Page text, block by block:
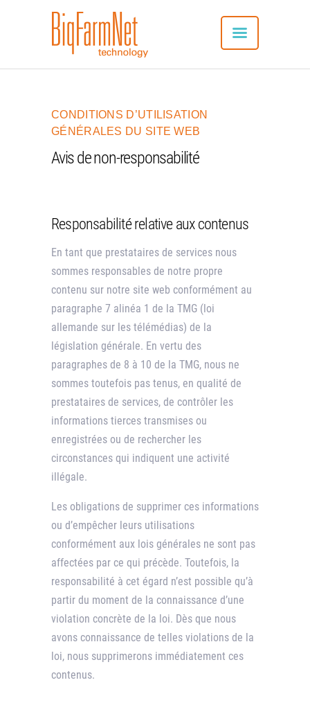
SYSTÈME
UTILISATION
RÉFÉRENCES
CONTACT
FRANÇAIS
CONDITIONS D’UTILISATION
GÉNÉRALES DU SITE WEB
Avis de non-responsabilité
Responsabilité relative aux contenus
En tant que prestataires de services nous
sommes responsables de notre propre
contenu sur notre site web conformément au
paragraphe 7 alinéa 1 de la TMG (loi
allemande sur les télémédias) de la
législation générale. En vertu des
paragraphes de 8 à 10 de la TMG, nous ne
sommes toutefois pas tenus, en qualité de
prestataires de services, de contrôler les
informations tierces transmises ou
enregistrées ou de rechercher les
circonstances qui indiquent une activité
illégale.
Les obligations de supprimer ces informations
ou d’empêcher leurs utilisations
conformément aux lois générales ne sont pas
affectées par ce qui précède. Toutefois, la
responsabilité à cet égard n’est possible qu’à
partir du moment de la connaissance d’une
violation concrète de la loi. Dès que nous
avons connaissance de telles violations de la
loi, nous supprimerons immédiatement ces
contenus.